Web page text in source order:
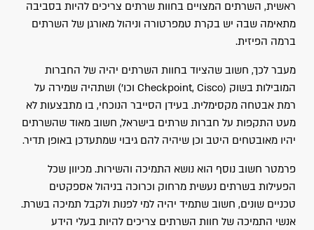
ראשית, השרתים המצויים בחוות שרתים צריכים להיות בסביבה
מתאימה שבה יש בקרת טמפרטורה וניהול מאורגן של השרתים
ברמה הפיזית.
מעבר לכך, חשוב שהציוד בחוות השרתים יהיה של החברות
המובילות בשוק (Checkpoint, Cisco וכו') ושתהיה שמירה על
רמת אבטחה מקסימלית. בעידן הסייבר הנוכחי, בו מתבצעות לא
מעט התקפות על חברות שרתים בישראל, חשוב מאוד שהשרתים
יהיו מאובטחים היטב וכן שיהיה להם גיבוי שמתעדכן באופן תדיר.
פרמטר חשוב נוסף הוא נושא התמיכה והשירות. מכיוון שכל
הפעילות בשרתים נעשית מרחוק וכרוכה בניהול אספקטים
טכניים שונים, חשוב שתמיד יהיה למי לפנות ולקבל תמיכה בשרת.
אנשי התמיכה של חוות השרתים צריכים להיות בעלי הידע